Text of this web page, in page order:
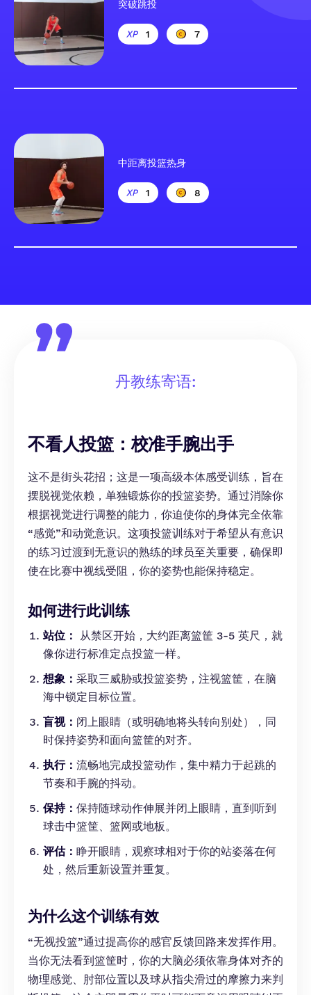
突破跳投
1 7
中距离投篮热身
1 8
丹教练寄语:
不看人投篮：校准手腕出手
这不是街头花招；这是一项高级本体感受训练，旨在
摆脱视觉依赖，单独锻炼你的投篮姿势。通过消除你
根据视觉进行调整的能力，你迫使你的身体完全依靠
“感觉”和动觉意识。这项投篮训练对于希望从有意识
的练习过渡到无意识的熟练的球员至关重要，确保即
使在比赛中视线受阻，你的姿势也能保持稳定。
如何进行此训练
站位：
从禁区开始，大约距离篮筐 3-5 英尺，就
像你进行标准定点投篮一样。
想象： 采取三威胁或投篮姿势，注视篮筐，在脑
海中锁定目标位置。
盲视： 闭上眼睛（或明确地将头转向别处），同
时保持姿势和面向篮筐的对齐。
执行： 流畅地完成投篮动作，集中精力于起跳的
节奏和手腕的抖动。
保持： 保持随球动作伸展并闭上眼睛，直到听到
球击中篮筐、篮网或地板。
评估： 睁开眼睛，观察球相对于你的站姿落在何
处，然后重新设置并重复。
为什么这个训练有效
“无视投篮”通过提高你的感官反馈回路来发挥作用。
当你无法看到篮筐时，你的大脑必须依靠身体对齐的
物理感觉、肘部位置以及球从指尖滑过的摩擦力来判